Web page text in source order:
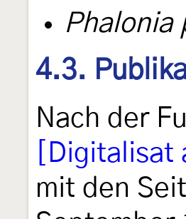
Phalonia
4.3.
Nach der
mit den